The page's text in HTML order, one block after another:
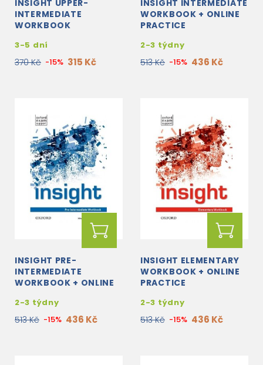
INSIGHT UPPER-
INTERMEDIATE
WORKBOOK
3-5 dní
370 Kč -15% 315 Kč
INSIGHT INTERMEDIATE
WORKBOOK + ONLINE
PRACTICE
2-3 týdny
513 Kč -15% 436 Kč
INSIGHT PRE-
INTERMEDIATE
WORKBOOK + ONLINE
2-3 týdny
513 Kč -15% 436 Kč
INSIGHT ELEMENTARY
WORKBOOK + ONLINE
PRACTICE
2-3 týdny
513 Kč -15% 436 Kč